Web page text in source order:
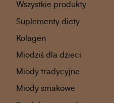
Wszystkie produkty
Suplementy diety
Kolagen
Miodziś dla dzieci
Miody tradycyjne
Miody smakowe